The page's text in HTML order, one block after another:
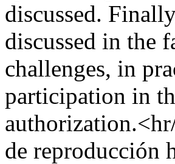
discussed.
discussed in the
challenges, in
participation in
de reproducción